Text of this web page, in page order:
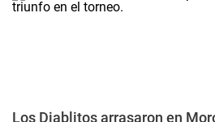
Los Diablitos arrasaron en